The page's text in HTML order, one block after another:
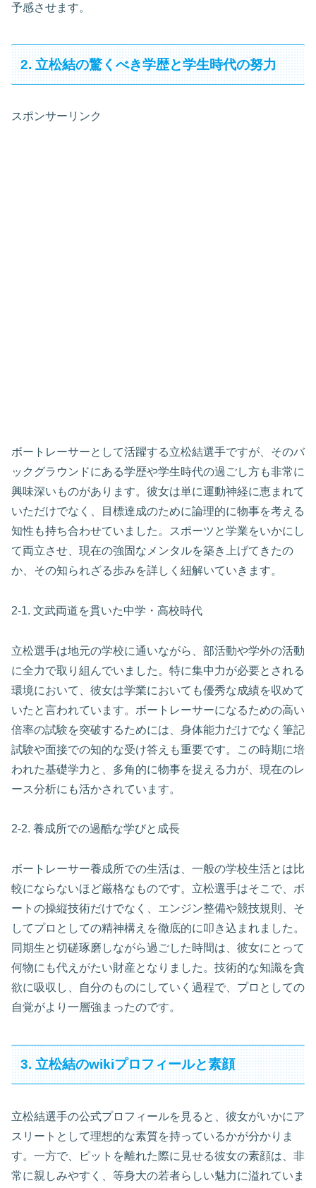
予感させます。
2. 立松結の驚くべき学歴と学生時代の努力
スポンサーリンク
ボートレーサーとして活躍する立松結選手ですが、そのバ
ックグラウンドにある学歴や学生時代の過ごし方も非常に
興味深いものがあります。彼女は単に運動神経に恵まれて
いただけでなく、目標達成のために論理的に物事を考える
知性も持ち合わせていました。スポーツと学業をいかにし
て両立させ、現在の強固なメンタルを築き上げてきたの
か、その知られざる歩みを詳しく紐解いていきます。
2-1. 文武両道を貫いた中学・高校時代
立松選手は地元の学校に通いながら、部活動や学外の活動
に全力で取り組んでいました。特に集中力が必要とされる
環境において、彼女は学業においても優秀な成績を収めて
いたと言われています。ボートレーサーになるための高い
倍率の試験を突破するためには、身体能力だけでなく筆記
試験や面接での知的な受け答えも重要です。この時期に培
われた基礎学力と、多角的に物事を捉える力が、現在のレ
ース分析にも活かされています。
2-2. 養成所での過酷な学びと成長
ボートレーサー養成所での生活は、一般の学校生活とは比
較にならないほど厳格なものです。立松選手はそこで、ボ
ートの操縦技術だけでなく、エンジン整備や競技規則、そ
してプロとしての精神構えを徹底的に叩き込まれました。
同期生と切磋琢磨しながら過ごした時間は、彼女にとって
何物にも代えがたい財産となりました。技術的な知識を貪
欲に吸収し、自分のものにしていく過程で、プロとしての
自覚がより一層強まったのです。
3. 立松結のwikiプロフィールと素顔
立松結選手の公式プロフィールを見ると、彼女がいかにア
スリートとして理想的な素質を持っているかが分かりま
す。一方で、ピットを離れた際に見せる彼女の素顔は、非
常に親しみやすく、等身大の若者らしい魅力に溢れていま